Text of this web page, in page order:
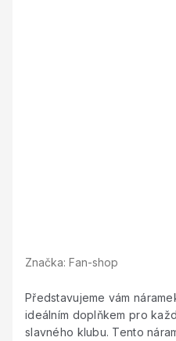
Značka: Fan-shop
Představujeme vám
ideálním doplňkem pro
slavného klubu. Tento